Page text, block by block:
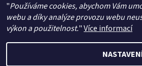
"Používáme cookies, abychom Vám
webu a díky analýze provozu webu
výkon a použitelnost."Více informací